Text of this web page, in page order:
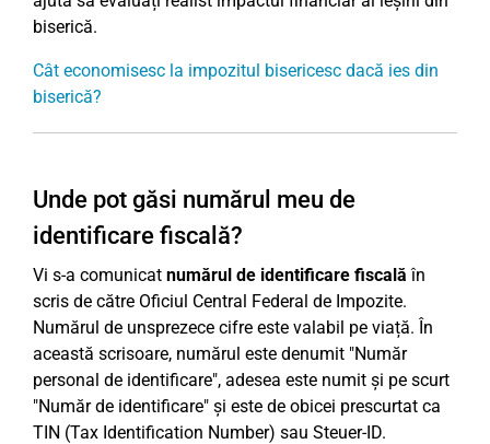
biserică.
Cât economisesc la impozitul bisericesc dacă ies din
biserică?
Unde pot găsi numărul meu de
identificare fiscală?
Vi s-a comunicat numărul de identificare fiscală în
scris de către Oficiul Central Federal de Impozite.
Numărul de unsprezece cifre este valabil pe viață. În
această scrisoare, numărul este denumit "Număr
personal de identificare", adesea este numit și pe scurt
"Număr de identificare" și este de obicei prescurtat ca
TIN (Tax Identification Number) sau Steuer-ID.